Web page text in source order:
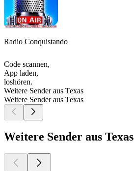
Radio Conquistando
Code scannen,
App laden,
loshören.
Weitere Sender aus Texas
Weitere Sender aus Texas
Weitere Sender aus Texas